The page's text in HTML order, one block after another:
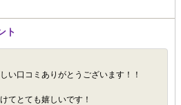
ト
い口コミありがとうございます！！
てとても嬉しいです！